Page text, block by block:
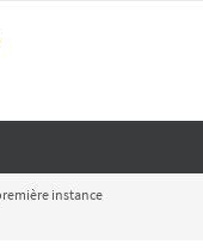
instance